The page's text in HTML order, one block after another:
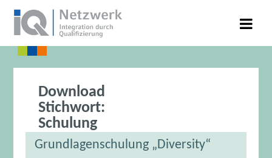
Download
Stichwort:
Schulung
Grundlagenschulung „Diversity“